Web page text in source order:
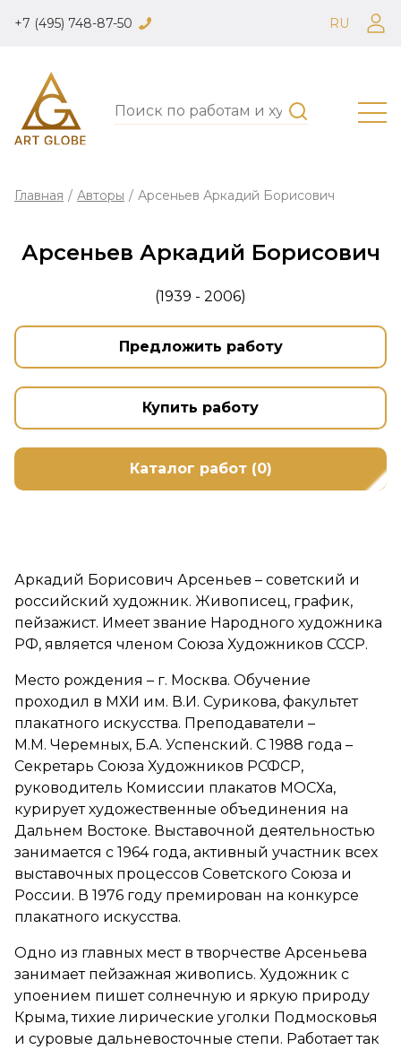
+7 (495) 748-87-50 RU
Главная / Авторы / Арсеньев Аркадий Борисович
Арсеньев Аркадий Борисович
(1939 - 2006)
Предложить работу
Купить работу
Каталог работ (0)
Аркадий Борисович Арсеньев – советский и
российский художник. Живописец, график,
пейзажист. Имеет звание Народного художника
РФ, является членом Союза Художников СССР.
Место рождения – г. Москва. Обучение
проходил в МХИ им. В.И. Сурикова, факультет
плакатного искусства. Преподаватели –
М.М. Черемных, Б.А. Успенский. С 1988 года –
Секретарь Союза Художников РСФСР,
руководитель Комиссии плакатов МОСХа,
курирует художественные объединения на
Дальнем Востоке. Выставочной деятельностью
занимается с 1964 года, активный участник всех
выставочных процессов Советского Союза и
России. В 1976 году премирован на конкурсе
плакатного искусства.
Одно из главных мест в творчестве Арсеньева
занимает пейзажная живопись. Художник с
упоением пишет солнечную и яркую природу
Крыма, тихие лирические уголки Подмосковья
и суровые дальневосточные степи. Работает так